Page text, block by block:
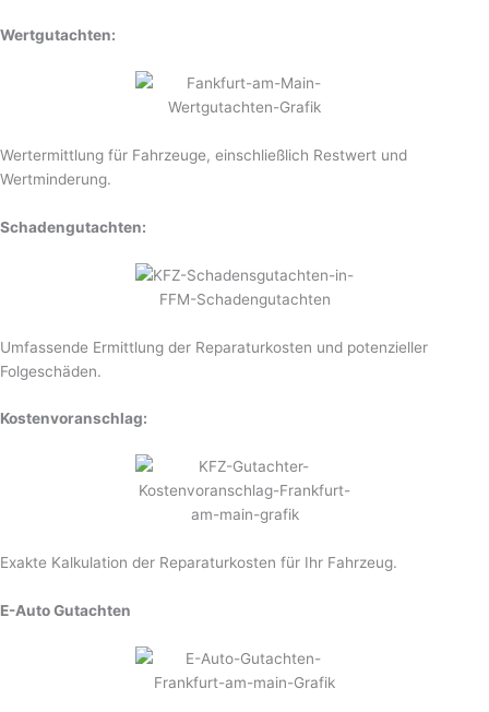
Wertgutachten:
Wertermittlung für Fahrzeuge, einschließlich Restwert und
Wertminderung.
Schadengutachten:
Umfassende Ermittlung der Reparaturkosten und potenzieller
Folgeschäden.
Kostenvoranschlag:
Exakte Kalkulation der Reparaturkosten für Ihr Fahrzeug.
E-Auto Gutachten